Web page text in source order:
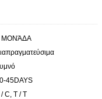
ΜΟΝΆΔΑ
45DAYS
/ C, T / T